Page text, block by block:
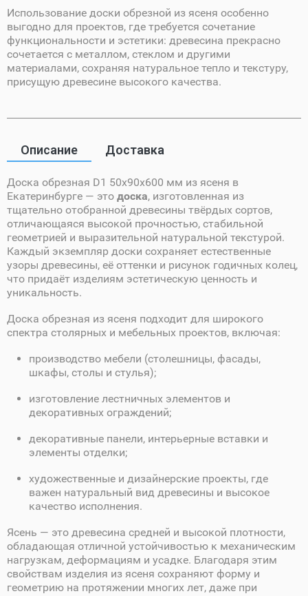
Использование доски обрезной из ясеня особенно
выгодно для проектов, где требуется сочетание
функциональности и эстетики: древесина прекрасно
сочетается с металлом, стеклом и другими
материалами, сохраняя натуральное тепло и текстуру,
присущую древесине высокого качества.
Описание Доставка
Доска обрезная D1 50х90х600 мм из ясеня в
Екатеринбурге — это доска, изготовленная из
тщательно отобранной древесины твёрдых сортов,
отличающаяся высокой прочностью, стабильной
геометрией и выразительной натуральной текстурой.
Каждый экземпляр доски сохраняет естественные
узоры древесины, её оттенки и рисунок годичных колец,
что придаёт изделиям эстетическую ценность и
уникальность.
Доска обрезная из ясеня подходит для широкого
спектра столярных и мебельных проектов, включая:
производство мебели (столешницы, фасады,
шкафы, столы и стулья);
изготовление лестничных элементов и
декоративных ограждений;
декоративные панели, интерьерные вставки и
элементы отделки;
художественные и дизайнерские проекты, где
важен натуральный вид древесины и высокое
качество исполнения.
Ясень — это древесина средней и высокой плотности,
обладающая отличной устойчивостью к механическим
нагрузкам, деформациям и усадке. Благодаря этим
свойствам изделия из ясеня сохраняют форму и
геометрию на протяжении многих лет, даже при